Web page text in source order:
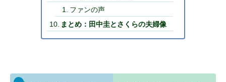
ファンの声
まとめ：田中圭とさくらの夫婦像